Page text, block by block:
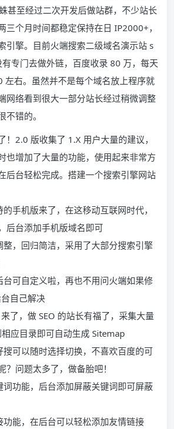
甚至经过二次开发后做站群，不少站长
三个月时间都稳定保持在日 IP2000+，
引擎。目前火端搜索二级域名演示站 s
专门去做外链，百度收录 80 万，每天
右。虽然并不是每个域名放上程序就
网络看到很大一部分站长经过稍微调整
不错的。
！2.0 版收集了 1.X 用户大量的建议，
也增加了大量的功能，使用起来非常方
后台轻松完成。搭建一个搜索引擎网站
手机版来了，在这移动互联网时代，
后台添加手机版域名即可
，回归简洁，采用了大部分搜索引擎
可自定义啦，再也不用问火端如果修
自己解决
了，做 SEO 的站长有福了，采集大量
应目录即可自动生成 Sitemap
可以随时选择切换，不喜欢百度的可
？问题太多了，做备胎吧！
功能，后台添加屏蔽关键词即可屏蔽
能，在后台可以轻松添加友情链接